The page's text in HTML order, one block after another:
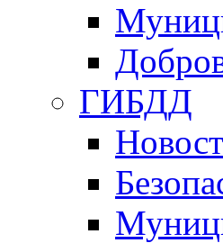
ГИБДД